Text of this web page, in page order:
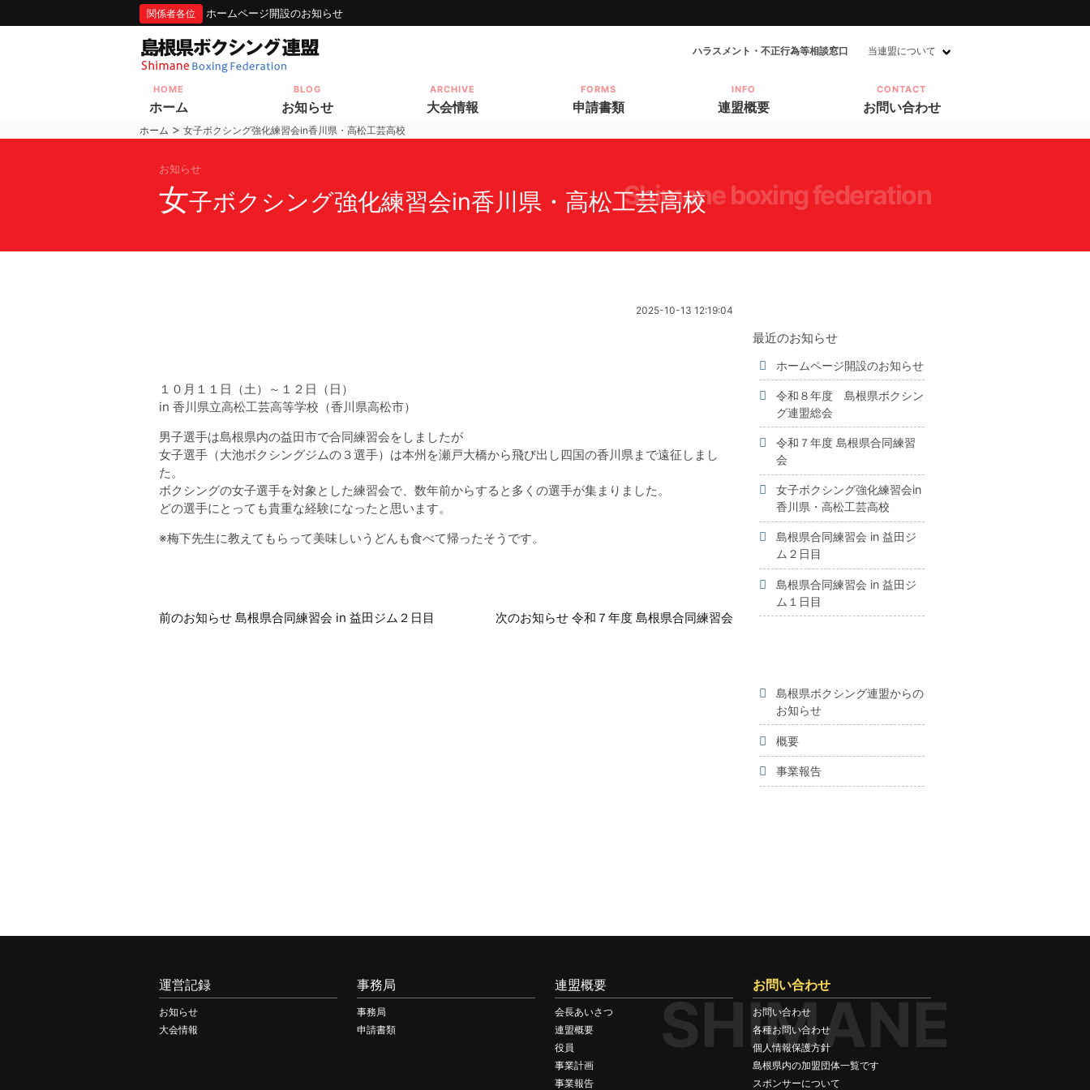
関係者各位 ホームページ開設のお知らせ
ハラスメント・不正行為等相談窓口 当連盟について
HOME
ホーム
BLOG
お知らせ
ARCHIVE
大会情報
FORMS
申請書類
INFO
連盟概要
CONTACT
お問い合わせ
ホーム > 女子ボクシング強化練習会in香川県・高松工芸高校
shimane boxing federation
お知らせ
女子ボクシング強化練習会in香川県・高松工芸高校
2025-10-13 12:19:04
１０月１１日（土）～１２日（日）
in 香川県立高松工芸高等学校（香川県高松市）
男子選手は島根県内の益田市で合同練習会をしましたが
女子選手（大池ボクシングジムの３選手）は本州を瀬戸大橋から飛び出し四国の香川県まで遠征しまし
た。
ボクシングの女子選手を対象とした練習会で、数年前からすると多くの選手が集まりました。
どの選手にとっても貴重な経験になったと思います。
※梅下先生に教えてもらって美味しいうどんも食べて帰ったそうです。
後
前のお知らせ 島根県合同練習会 in 益田ジム２日目 次のお知らせ 令和７年度 島根県合同練習会
最近のお知らせ
ホームページ開設のお知らせ
令和８年度 島根県ボクシン
グ連盟総会
令和７年度 島根県合同練習
会
女子ボクシング強化練習会in
香川県・高松工芸高校
島根県合同練習会 in 益田ジ
ム２日目
島根県合同練習会 in 益田ジ
ム１日目
島根県ボクシング連盟からの
お知らせ
概要
事業報告
SHIMANE
運営記録
お知らせ
大会情報
事務局
事務局
申請書類
連盟概要
会長あいさつ
連盟概要
役員
事業計画
事業報告
お問い合わせ
お問い合わせ
各種お問い合わせ
個人情報保護方針
島根県内の加盟団体一覧です
スポンサーについて